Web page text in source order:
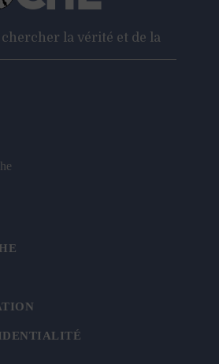
chercher la vérité et de la